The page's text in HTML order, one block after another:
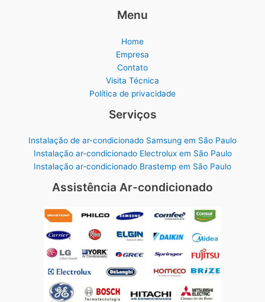
Menu
Home
Empresa
Contato
Visita Técnica
Política de privacidade
Serviços
Instalação de ar-condicionado Samsung em São Paulo
Instalação ar-condicionado Electrolux em São Paulo
Instalação ar-condicionado Brastemp em São Paulo
Assistência Ar-condicionado